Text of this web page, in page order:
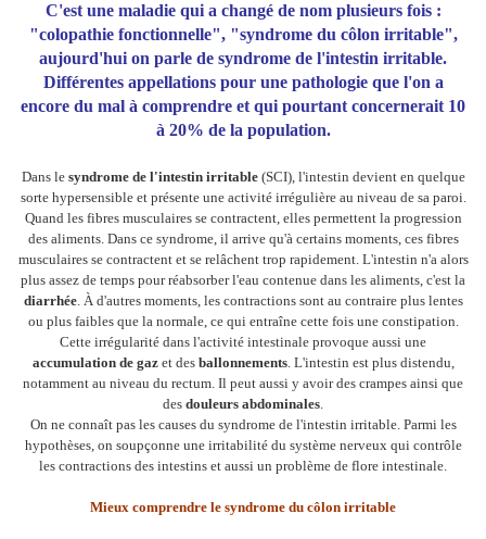
C'est une maladie qui a changé de nom plusieurs fois :
"colopathie fonctionnelle", "syndrome du côlon irritable",
aujourd'hui on parle de syndrome de l'intestin irritable.
Différentes appellations pour une pathologie que l'on a
encore du mal à comprendre et qui pourtant concernerait 10
à 20% de la population.
Dans le syndrome de l'intestin irritable(SCI), l'intestin devient en quelque
sorte hypersensible et présente une activité irrégulière au niveau de sa paroi.
Quand les fibres musculaires se contractent, elles permettent la progression
des aliments. Dans ce syndrome, il arrive qu'à certains moments, ces fibres
musculaires se contractent et se relâchent trop rapidement. L'intestin n'a alors
plus assez de temps pour réabsorber l'eau contenue dans les aliments, c'est la
diarrhée. À d'autres moments, les contractions sont au contraire plus lentes
ou plus faibles que la normale, ce qui entraîne cette fois une constipation.
Cette irrégularité dans l'activité intestinale provoque aussi une
accumulation de gazet des ballonnements. L'intestin est plus distendu,
notamment au niveau du rectum. Il peut aussi y avoir des crampes ainsi que
des douleurs abdominales.
On ne connaît pas les causes du syndrome de l'intestin irritable. Parmi les
hypothèses, on soupçonne une irritabilité du système nerveux qui contrôle
les contractions des intestins et aussi un problème de flore intestinale.
Mieux comprendre le syndrome du côlon irritable